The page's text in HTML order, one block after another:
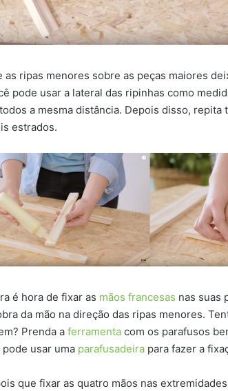
as ripas menores sobre as peças maiores
pode usar a lateral das ripinhas como
a mesma distância. Depois disso, repita
estrados.
é hora de fixar as mãos francesas nas suas
da mão na direção das ripas menores.
Prenda a ferramenta com os parafusos
pode usar uma parafusadeira para fazer a
que fixar as quatro mãos nas